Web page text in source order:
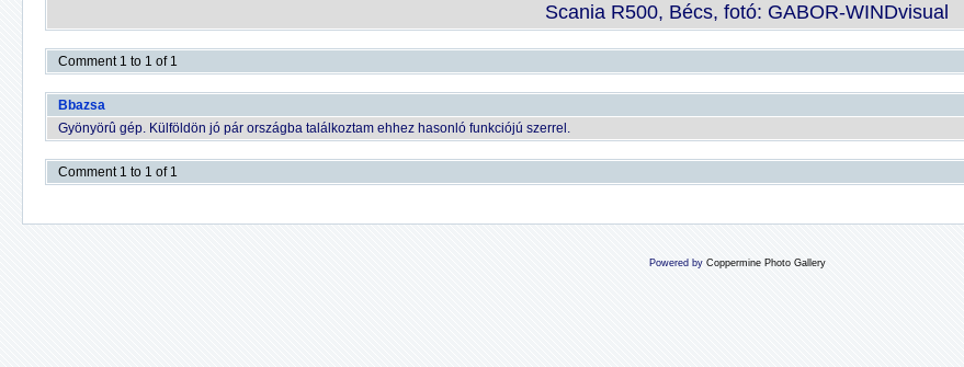
Scania R500, Bécs, fotó: GABOR-WINDvisual
Comment 1 to 1 of 1
Bbazsa
Gyönyörû gép. Külföldön jó pár országba találkoztam ehhez hasonló funkciójú szerrel.
Comment 1 to 1 of 1
Powered by Coppermine Photo Gallery